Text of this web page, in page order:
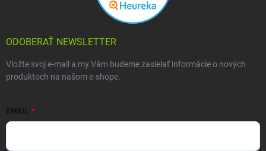
ODOBERAŤ NEWSLETTER
Vložte svoj e-mail a my Vám budeme zasielať informácie o nových
produktoch na našom e-shope.
EMAIL